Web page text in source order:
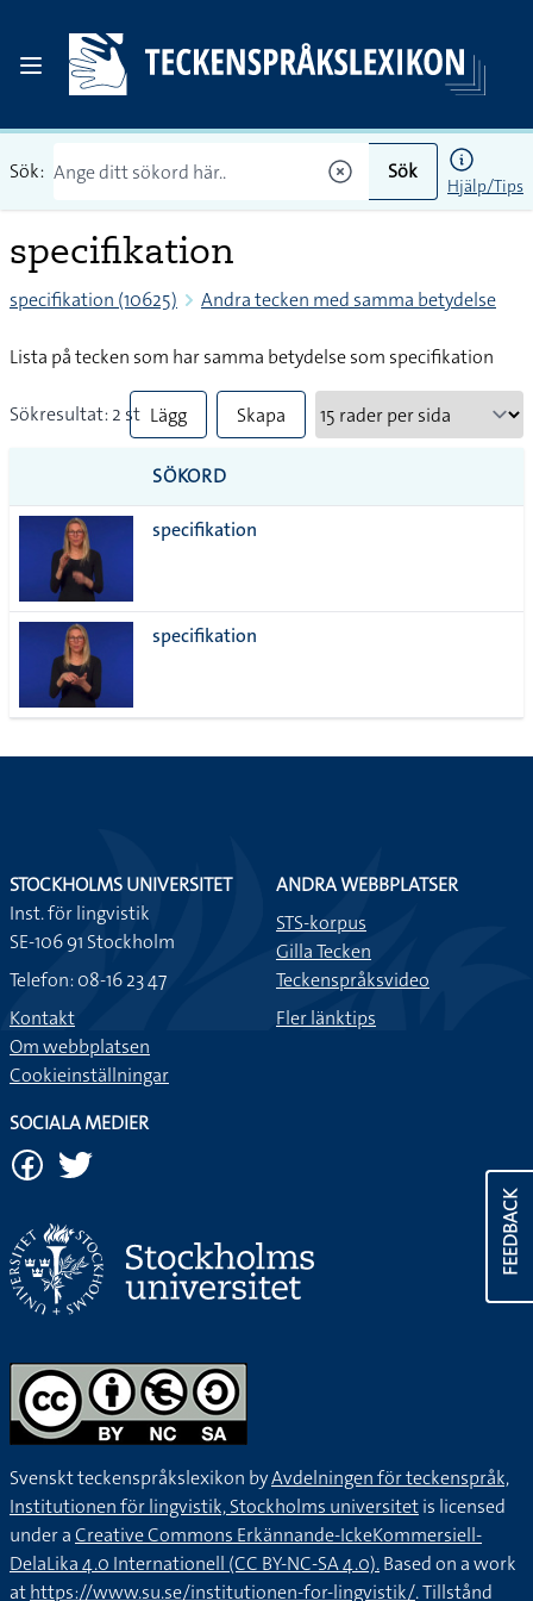
Sök: Sök
Hjälp/Tips
specifikation
specifikation (10625) Andra tecken med samma betydelse
Lista på tecken som har samma betydelse som specifikation
Sökresultat: 2 st Lägg
till
alla i
Skapa
SÖKORD
specifikation
specifikation
FEEDBACK
STOCKHOLMS UNIVERSITET
Inst. för lingvistik
SE-106 91 Stockholm
Telefon: 08-16 23 47
Kontakt
Om webbplatsen
Cookieinställningar
ANDRA WEBBPLATSER
STS-korpus
Gilla Tecken
Teckenspråksvideo
Fler länktips
SOCIALA MEDIER
Svenskt teckenspråkslexikon byAvdelningen för teckenspråk,
Institutionen för lingvistik, Stockholms universitetis licensed
under aCreative Commons Erkännande-IckeKommersiell-
DelaLika 4.0 Internationell (CC BY-NC-SA 4.0).Based on a work
athttps://www.su.se/institutionen-for-lingvistik/. Tillstånd